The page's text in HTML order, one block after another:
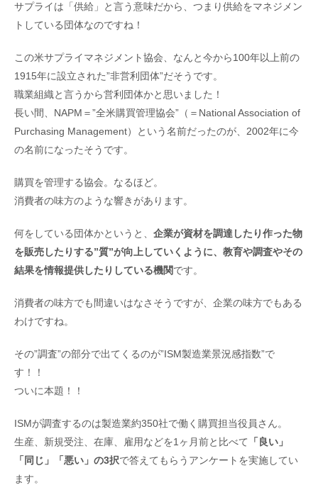
サプライは「供給」と言う意味だから、つまり供給をマネジメン
トしている団体なのですね！
この米サプライマネジメント協会、なんと今から100年以上前の
1915年に設立された”非営利団体”だそうです。
職業組織と言うから営利団体かと思いました！
長い間、NAPM＝”全米購買管理協会”（＝National Association of
Purchasing Management）という名前だったのが、2002年に今
の名前になったそうです。
購買を管理する協会。なるほど。
消費者の味方のような響きがあります。
何をしている団体かというと、 企業が資材を調達したり作った物
を販売したりする”質”が向上していくように、教育や調査やその
結果を情報提供したりしている機関です。
消費者の味方でも間違いはなさそうですが、企業の味方でもある
わけですね。
その”調査”の部分で出てくるのが”ISM製造業景況感指数”で
す！！
ついに本題！！
ISMが調査するのは製造業約350社で働く購買担当役員さん。
生産、新規受注、在庫、雇用などを1ヶ月前と比べて
「良い」
「同じ」「悪い」の3択で答えてもらうアンケートを実施してい
ます。